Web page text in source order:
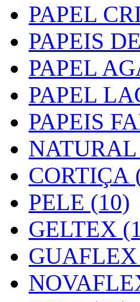
PAPEL
PAPEIS
PAPEL
PAPEL
PAPEIS
CORTIÇA
PELE (10)
GELTEX